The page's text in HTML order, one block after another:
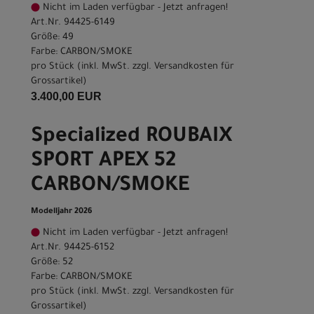
Nicht im Laden verfügbar - Jetzt anfragen!
Art.Nr. 94425-6149
Größe: 49
Farbe: CARBON/SMOKE
pro Stück (inkl. MwSt. zzgl. Versandkosten für
Grossartikel)
3.400,00 EUR
Specialized ROUBAIX
SPORT APEX 52
CARBON/SMOKE
Modelljahr 2026
Nicht im Laden verfügbar - Jetzt anfragen!
Art.Nr. 94425-6152
Größe: 52
Farbe: CARBON/SMOKE
pro Stück (inkl. MwSt. zzgl. Versandkosten für
Grossartikel)